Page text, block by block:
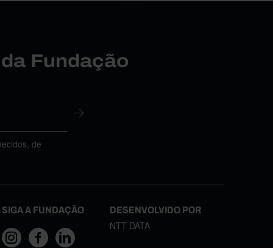
Fundação
de
SIGA A FUNDAÇÃO DESENVOLVIDO POR
NTT DATA